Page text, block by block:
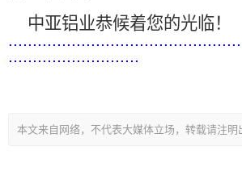
中亚铝业恭候着您的光临！
...........................
本文来自网络，不代表大媒体立场，转载请注明